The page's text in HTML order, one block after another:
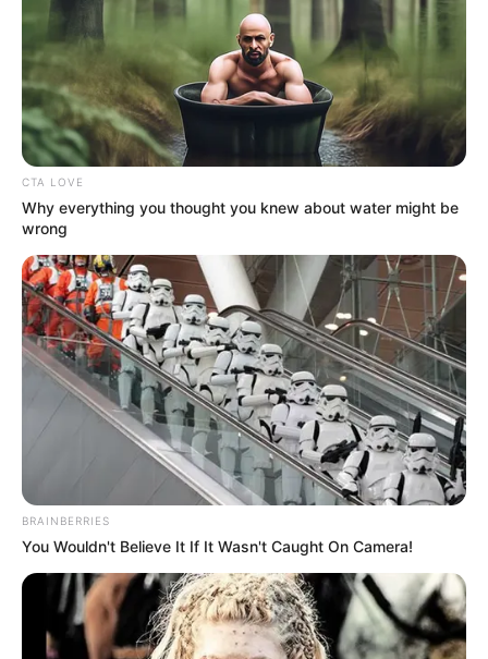
TULIS KOMENTAR
Alamat email Anda tidak akan dipublikasikan. Ruas yang wajib ditandai
CTA LOVE
Why everything you thought you knew about water might be
wrong
BRAINBERRIES
You Wouldn't Believe It If It Wasn't Caught On Camera!